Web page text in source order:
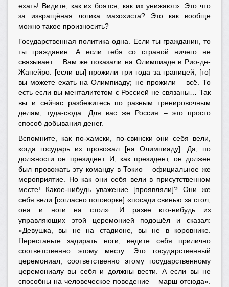
ехать! Видите, как их боятся, как их унижают». Это что
за извращёная логика мазохиста? Это как вообще
можно такое произносить?
Государственная политика одна. Если ты гражданин, то
ты гражданин. А если тебя со страной ничего не
связывает… Вам же показали на Олимпиаде в Рио-де-
Жанейро: [если вы] прожили три года за границей, [то]
вы можете ехать на Олимпиаду; не прожили – всё. То
есть если вы менталитетом с Россией не связаны… Так
вы и сейчас разбежитесь по разным тренировочным
делам, туда-сюда. Для вас же Россия – это просто
способ добывания денег.
Вспомните, как по-хамски, по-свински они себя вели,
когда государь их провожал [на Олимпиаду]. Да, по
должности он президент. И, как президент, он должен
был провожать эту команду в Токио – официальное же
мероприятие. Но как они себя вели в присутственном
месте! Какое-нибудь уважение [проявляли]? Они же
себя вели [согласно поговорке] «посади свинью за стол,
она и ноги на стол». И разве кто-нибудь из
управляющих этой церемонией подошёл и сказал:
«Девушка, вы не на стадионе, вы не в коровнике.
Перестаньте задирать ноги, ведите себя прилично
соответственно этому месту. Это государственный
церемониал, соответственно этому государственному
церемониалу вы себя и должны вести. А если вы не
способны на человеческое поведение – марш отсюда».